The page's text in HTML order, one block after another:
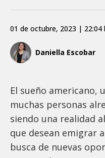
Daniella Escobar
01 de octubre, 2023 | 22:04
El sueño americano,
muchas personas
siendo una realidad
que desean emigrar
busca de nuevas